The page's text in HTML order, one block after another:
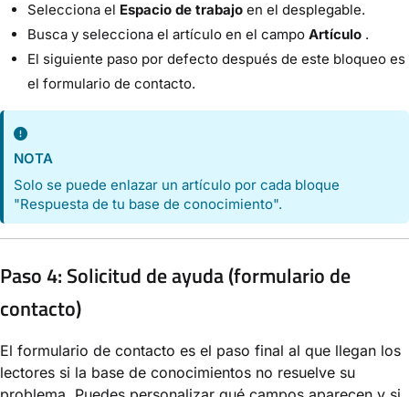
Selecciona el Espacio de trabajo en el desplegable.
Busca y selecciona el artículo en el campo Artículo .
El siguiente paso por defecto después de este bloqueo es
el formulario de contacto.
NOTA
Solo se puede enlazar un artículo por cada bloque
"Respuesta de tu base de conocimiento".
Paso 4: Solicitud de ayuda (formulario de
contacto)
El formulario de contacto es el paso final al que llegan los
lectores si la base de conocimientos no resuelve su